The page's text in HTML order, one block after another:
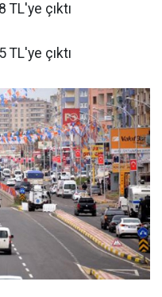
TL'ye çıktı
çıktı